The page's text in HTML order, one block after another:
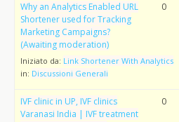
Why an Analytics Enabled URL
Shortener used for Tracking
Marketing Campaigns?
(Awaiting moderation)
Iniziato da: Link Shortener With Analytics
in: Discussioni Generali
0
IVF clinic in UP, IVF clinics
Varanasi India | IVF treatment
0